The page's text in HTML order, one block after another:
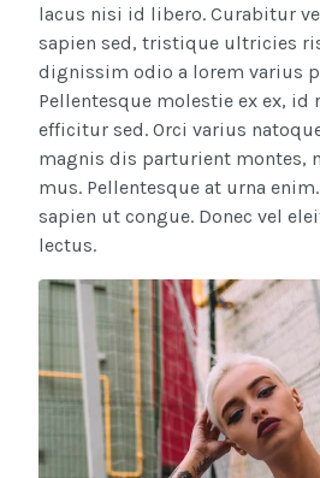
lacus nisi id libero. Curabitur
sapien sed, tristique ultricies
dignissim odio a lorem varius
Pellentesque molestie ex ex,
efficitur sed. Orci varius
magnis dis parturient montes,
mus. Pellentesque at urna
sapien ut congue. Donec vel
lectus.